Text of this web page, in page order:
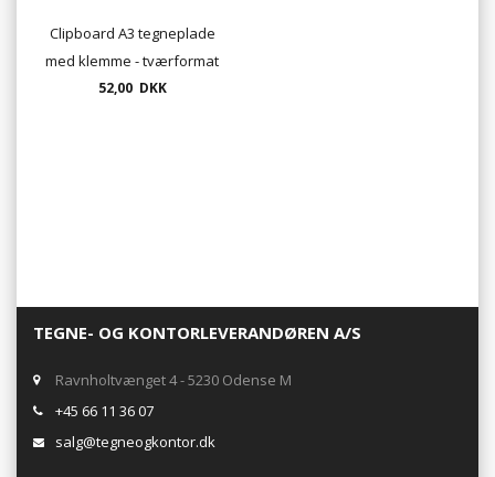
Clipboard A3 tegneplade
med klemme - tværformat
52,00 DKK
TEGNE- OG KONTORLEVERANDØREN A/S
Ravnholtvænget 4 - 5230 Odense M
+45 66 11 36 07
salg@tegneogkontor.dk